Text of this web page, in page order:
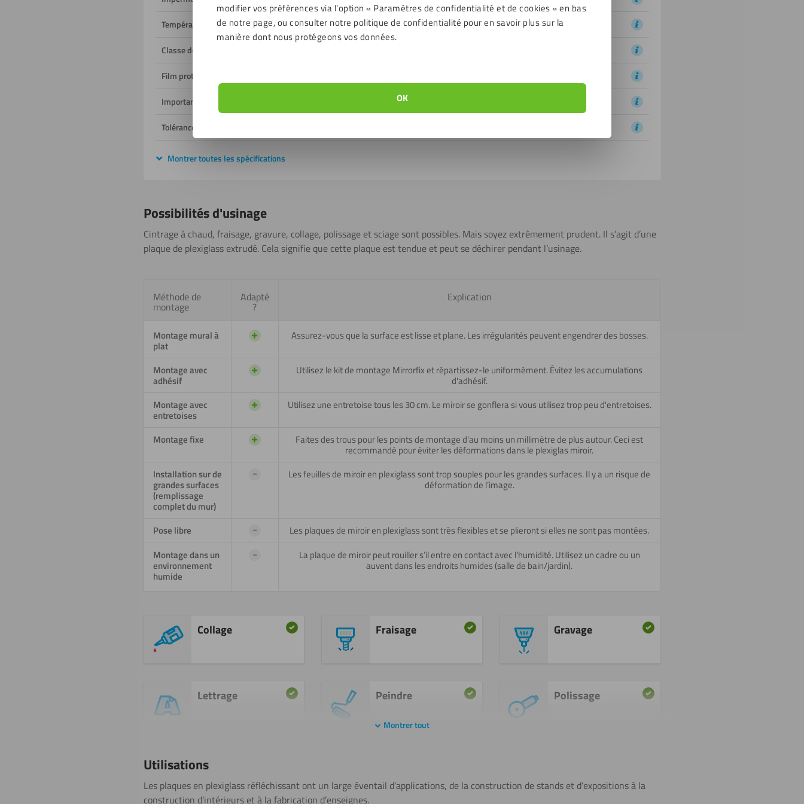
modifier vos préférences via l’option « Paramètres de confidentialité et de cookies » en bas
de notre page, ou consulter notre politique de confidentialité pour en savoir plus sur la
manière dont nous protégeons vos données.
OK
Température de fonctionnement - 40 jusqu'à 80 ℃
Classe de feu
Film protecteur
Important Le film du miroir peut se corroder
Tolérance dimensionnelle
Montrer toutes les spécifications
Possibilités d'usinage
Cintrage à chaud, fraisage, gravure, collage, polissage et sciage sont possibles. Mais soyez extrêmement prudent. Il s’agit d’une
plaque de plexiglass extrudé. Cela signifie que cette plaque est tendue et peut se déchirer pendant l’usinage.
Méthode de
montage
Adapté
?
Explication
Montage mural à
plat
+ Assurez-vous que la surface est lisse et plane. Les irrégularités peuvent engendrer des bosses.
Montage avec
adhésif
+ Utilisez le kit de montage Mirrorfix et répartissez-le uniformément. Évitez les accumulations
d'adhésif.
Montage avec
entretoises
+ Utilisez une entretoise tous les 30 cm. Le miroir se gonflera si vous utilisez trop peu d'entretoises.
Montage fixe + Faites des trous pour les points de montage d'au moins un millimètre de plus autour. Ceci est
recommandé pour éviter les déformations dans le plexiglas miroir.
Installation sur de
grandes surfaces
(remplissage
complet du mur)
- Les feuilles de miroir en plexiglass sont trop souples pour les grandes surfaces. Il y a un risque de
déformation de l’image.
Pose libre -
Les plaques de miroir en plexiglass sont très flexibles et se plieront si elles ne sont pas montées.
Montage dans un
environnement
humide
- La plaque de miroir peut rouiller s’il entre en contact avec l'humidité. Utilisez un cadre ou un
auvent dans les endroits humides (salle de bain/jardin).
Collage Fraisage Gravage
Lettrage Peindre Polissage
Sciage (scie
Montrer tout
Utilisations
Les plaques en plexiglass réfléchissant ont un large éventail d’applications, de la construction de stands et d’expositions à la
construction d’intérieurs et à la fabrication d’enseignes.